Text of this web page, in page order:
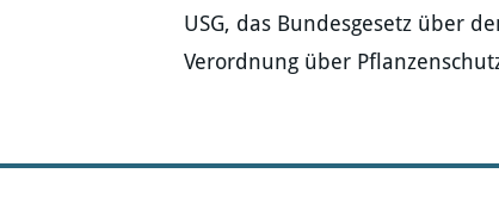
USG, das Bundesgesetz über
Verordnung über Pflanzenschutz